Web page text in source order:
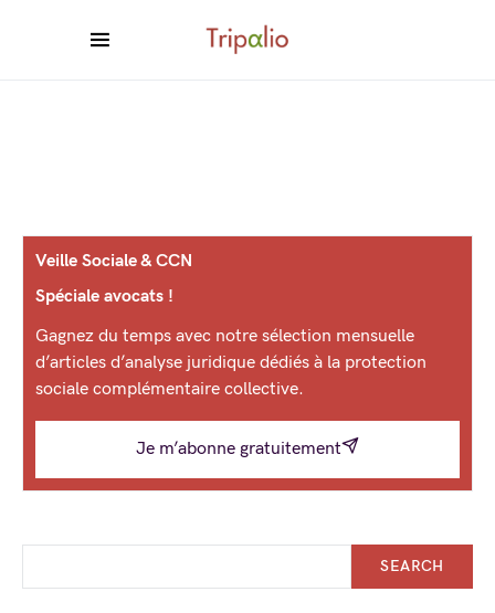
Veille Sociale & CCN
Spéciale avocats !
Gagnez du temps avec notre sélection mensuelle
d’articles d’analyse juridique dédiés à la protection
sociale complémentaire collective.
Je m’abonne gratuitement
SEARCH